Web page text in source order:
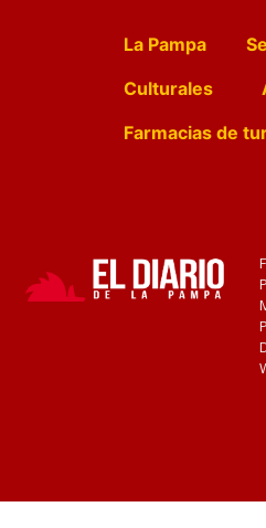
La Pampa
Culturales
Farmacias de